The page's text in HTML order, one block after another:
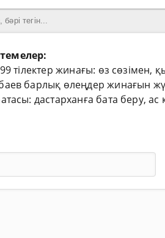
тілектер жинағы: өз сөзімен,
барлық өлеңдер жинағын
дастарханға бата беру, ас